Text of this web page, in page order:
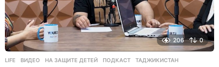
206 0
LIFE ВИДЕО ,НА ЗАЩИТЕ ДЕТЕЙ ,ПОДКАСТ ,ТАДЖИКИСТАН